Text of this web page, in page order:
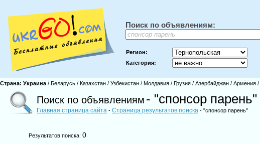
Поиск по объявлениям:
Регион:
Категория:
Страна: Украина / Беларусь / Казахстан / Узбекистан / Молдавия / Грузия / Азербайджан / Армения /
Поиск по объявлениям - "спонсор парень"
Главная страница сайта - Страница результатов поиска - "спонсор парень"
Результатов поиска:0